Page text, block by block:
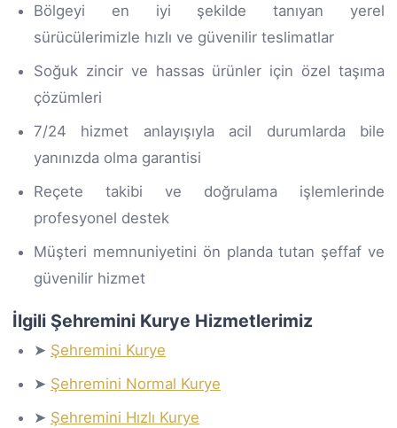
Bölgeyi en iyi şekilde tanıyan yerel
sürücülerimizle hızlı ve güvenilir teslimatlar
Soğuk zincir ve hassas ürünler için özel taşıma
çözümleri
7/24 hizmet anlayışıyla acil durumlarda bile
yanınızda olma garantisi
Reçete takibi ve doğrulama işlemlerinde
profesyonel destek
Müşteri memnuniyetini ön planda tutan şeffaf ve
güvenilir hizmet
İlgili Şehremini Kurye Hizmetlerimiz
➤ Şehremini Kurye
➤ Şehremini Normal Kurye
➤ Şehremini Hızlı Kurye